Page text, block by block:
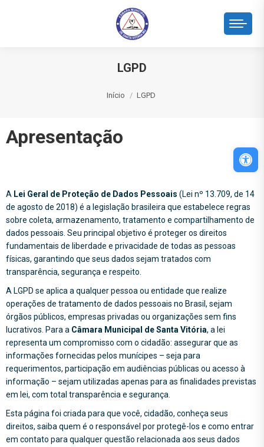
LGPD
Início LGPD
Apresentação
A Lei Geral de Proteção de Dados Pessoais (Lei nº 13.709, de 14
de agosto de 2018) é a legislação brasileira que estabelece regras
sobre coleta, armazenamento, tratamento e compartilhamento de
dados pessoais. Seu principal objetivo é proteger os direitos
fundamentais de liberdade e privacidade de todas as pessoas
físicas, garantindo que seus dados sejam tratados com
transparência, segurança e respeito.
A LGPD se aplica a qualquer pessoa ou entidade que realize
operações de tratamento de dados pessoais no Brasil, sejam
órgãos públicos, empresas privadas ou organizações sem fins
lucrativos. Para a Câmara Municipal de Santa Vitória, a lei
representa um compromisso com o cidadão: assegurar que as
informações fornecidas pelos munícipes – seja para
requerimentos, participação em audiências públicas ou acesso à
informação – sejam utilizadas apenas para as finalidades previstas
em lei, com total transparência e segurança.
Esta página foi criada para que você, cidadão, conheça seus
direitos, saiba quem é o responsável por protegê-los e como entrar
em contato para qualquer questão relacionada aos seus dados